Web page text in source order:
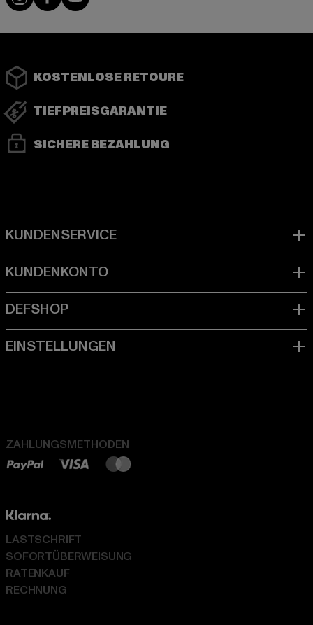
KOSTENLOSE RETOURE
TIEFPREISGARANTIE
SICHERE BEZAHLUNG
ZAHLUNGSMETHODEN
LASTSCHRIFT
SOFORTÜBERWEISUNG
RATENKAUF
RECHNUNG